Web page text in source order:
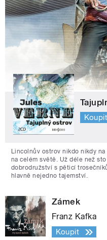
Koupit
Lincolnův ostrov nikdo nikdy
na celém světě. Už déle než
dobrodružství s pěticí
hlavně nejedno tajemství.
Zámek
Franz Kafka
Koupit